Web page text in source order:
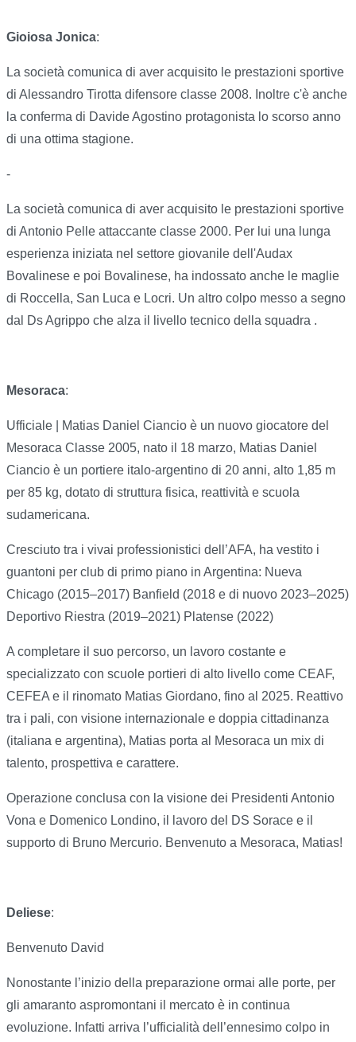
Gioiosa Jonica:
La società comunica di aver acquisito le prestazioni sportive
di Alessandro Tirotta difensore classe 2008. Inoltre c'è anche
la conferma di Davide Agostino protagonista lo scorso anno
di una ottima stagione.
-
La società comunica di aver acquisito le prestazioni sportive
di Antonio Pelle attaccante classe 2000. Per lui una lunga
esperienza iniziata nel settore giovanile dell'Audax
Bovalinese e poi Bovalinese, ha indossato anche le maglie
di Roccella, San Luca e Locri. Un altro colpo messo a segno
dal Ds Agrippo che alza il livello tecnico della squadra .
Mesoraca:
Ufficiale | Matias Daniel Ciancio è un nuovo giocatore del
Mesoraca Classe 2005, nato il 18 marzo, Matias Daniel
Ciancio è un portiere italo-argentino di 20 anni, alto 1,85 m
per 85 kg, dotato di struttura fisica, reattività e scuola
sudamericana.
Cresciuto tra i vivai professionistici dell’AFA, ha vestito i
guantoni per club di primo piano in Argentina: Nueva
Chicago (2015–2017) Banfield (2018 e di nuovo 2023–2025)
Deportivo Riestra (2019–2021) Platense (2022)
A completare il suo percorso, un lavoro costante e
specializzato con scuole portieri di alto livello come CEAF,
CEFEA e il rinomato Matias Giordano, fino al 2025. Reattivo
tra i pali, con visione internazionale e doppia cittadinanza
(italiana e argentina), Matias porta al Mesoraca un mix di
talento, prospettiva e carattere.
Operazione conclusa con la visione dei Presidenti Antonio
Vona e Domenico Londino, il lavoro del DS Sorace e il
supporto di Bruno Mercurio. Benvenuto a Mesoraca, Matias!
Deliese:
Benvenuto David
Nonostante l’inizio della preparazione ormai alle porte, per
gli amaranto aspromontani il mercato è in continua
evoluzione. Infatti arriva l’ufficialità dell’ennesimo colpo in